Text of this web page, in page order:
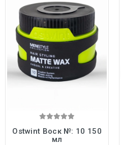
Ostwint Воск №: 10 150
мл